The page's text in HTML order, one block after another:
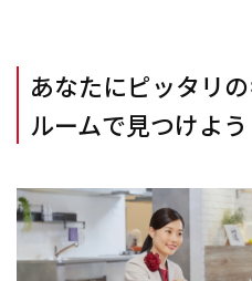
あなたにピッタリ
ルームで見つけよう